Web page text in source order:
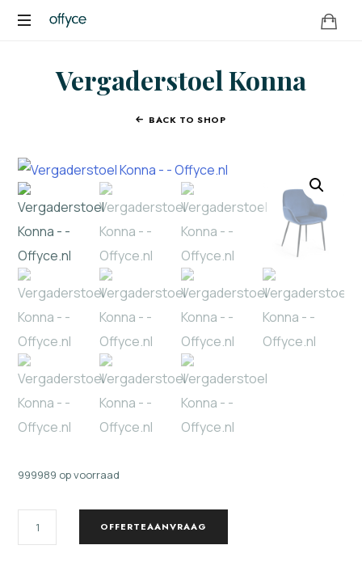
OFFYCE.NL
uw
werkplek,
Vergaderstoel Konna
BACK TO SHOP
999989 op voorraad
KONNA
AANTAL
OFFERTEAANVRAAG